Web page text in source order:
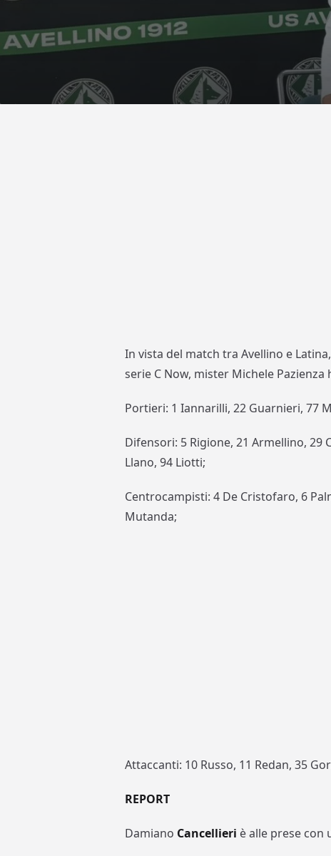
In vista del match tra Avellino e
serie C Now, mister Michele
Portieri: 1 Iannarilli, 22 Guarnieri, 77
Difensori: 5 Rigione, 21 Armellino, 29
Llano, 94 Liotti;
Centrocampisti: 4 De Cristofaro, 6
Mutanda;
Attaccanti: 10 Russo, 11 Redan, 35
REPORT
Damiano Cancellieri è alle prese con